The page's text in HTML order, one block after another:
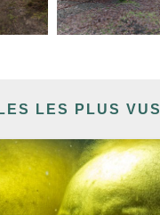
LES PLUS VUS